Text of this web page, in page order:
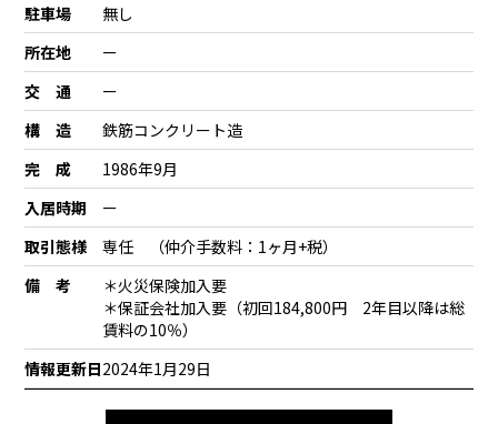
駐車場
無し
所在地
ー
交 通
ー
構 造
鉄筋コンクリート造
完 成
1986年9月
入居時期
ー
取引態様
専任 （仲介手数料：1ヶ月+税）
備 考
＊火災保険加入要
＊保証会社加入要（初回184,800円 2年目以降は総
賃料の10％）
情報更新日2024年1月29日